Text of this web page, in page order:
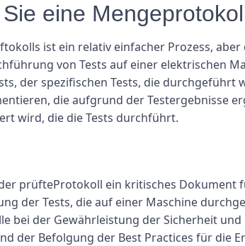
eine
ist ein relativ einfacher Prozess,
von Tests auf einer elektrischen
der spezifischen Tests, die durchgeführt
die aufgrund der Testergebnisse
wird, die die Tests durchführt.
prüfteProtokoll ein kritisches
der Tests, die auf einer Maschine
bei der Gewährleistung der Sicherheit
der Befolgung der Best Practices für